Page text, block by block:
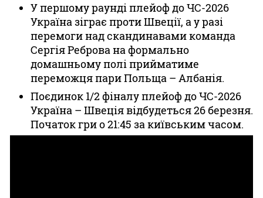
У першому раунді плейоф до ЧС-2026
Україна зіграє проти Швеції, а у разі
перемоги над скандинавами команда
Сергія Реброва на формально
домашньому полі прийматиме
переможця пари Польща – Албанія.
Поєдинок 1/2 фіналу плейоф до ЧС-2026
Україна – Швеція відбудеться 26 березня.
Початок гри о 21:45 за київським часом.